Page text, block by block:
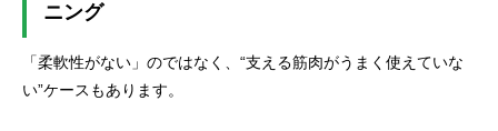
ニング
「柔軟性がない」のではなく、“支える筋肉がうまく使えていな
い”ケースもあります。